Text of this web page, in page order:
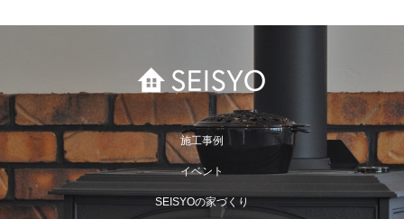
施工事例
イベント
SEISYOの家づくり